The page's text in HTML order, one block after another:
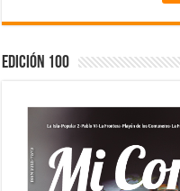
Edición 100